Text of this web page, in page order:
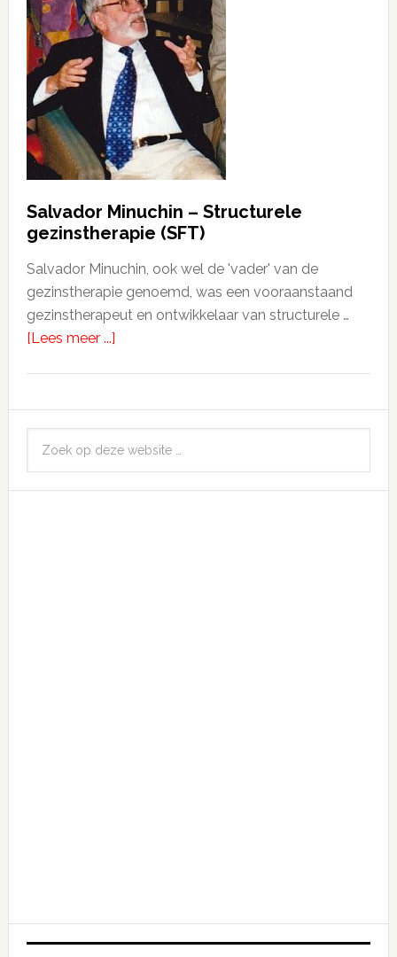
Salvador Minuchin – Structurele
gezinstherapie (SFT)
Salvador Minuchin, ook wel de 'vader' van de
gezinstherapie genoemd, was een vooraanstaand
gezinstherapeut en ontwikkelaar van structurele …
[Lees meer ...]